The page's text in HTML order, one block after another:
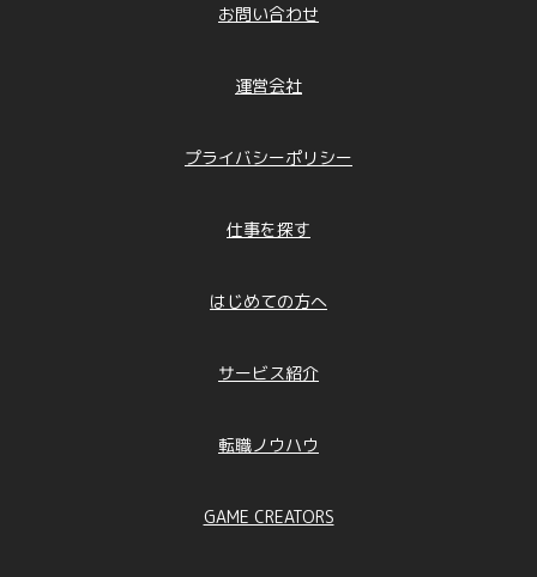
お問い合わせ
運営会社
プライバシーポリシー
仕事を探す
はじめての方へ
サービス紹介
転職ノウハウ
GAME CREATORS